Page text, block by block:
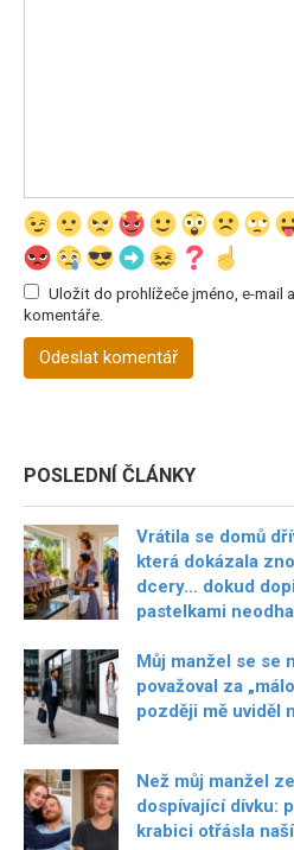
Uložit do prohlížeče jméno, e-mail
komentáře.
POSLEDNÍ ČLÁNKY
Vrátila se domů
která dokázala
dcery… dokud
pastelkami
Můj manžel se se
považoval za
později mě uviděl
Než můj manžel
dospívající dívku:
krabici otřásla